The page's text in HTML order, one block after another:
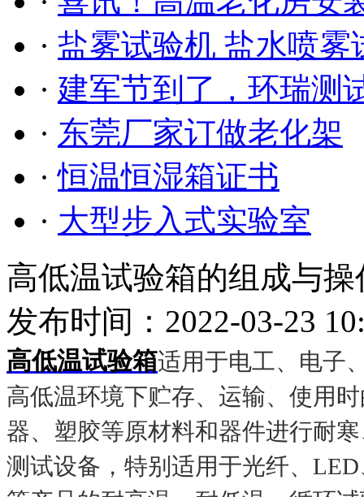
· 盐雾试验机 盐水喷
· 建军节到了，环瑞测
· 东莞厂家订做老化架
·恒温恒湿箱证书
· 大型步入式实验室
高低温试验箱的组成与操
发布时间：2022-03-23
高低温试验箱适用于电工、电子
高低温环境下贮存、运输、使用
器、塑胶等原材料和器件进行耐
测试设备，特别适用于光纤、